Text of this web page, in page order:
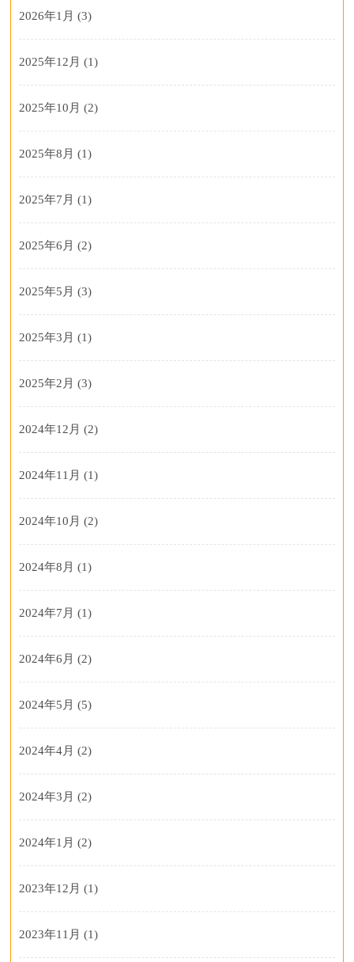
2026年1月 (3)
2025年12月 (1)
2025年10月 (2)
2025年8月 (1)
2025年7月 (1)
2025年6月 (2)
2025年5月 (3)
2025年3月 (1)
2025年2月 (3)
2024年12月 (2)
2024年11月 (1)
2024年10月 (2)
2024年8月 (1)
2024年7月 (1)
2024年6月 (2)
2024年5月 (5)
2024年4月 (2)
2024年3月 (2)
2024年1月 (2)
2023年12月 (1)
2023年11月 (1)